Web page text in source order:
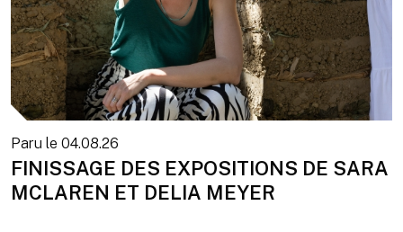
Paru le 04.08.26
FINISSAGE DES EXPOSITIONS DE SARA
MCLAREN ET DELIA MEYER